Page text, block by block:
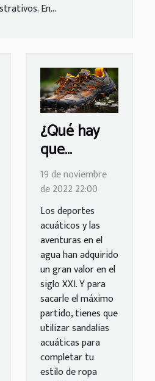
En...
¿Qué hay
que
recordar
sobre las
zapatillas
de agua?
19 de noviembre
de 2022 22:00
Los deportes
acuáticos y las
aventuras en el
agua han adquirido
un gran valor en el
siglo XXI. Y para
sacarle el máximo
partido, tienes que
utilizar sandalias
acuáticas para
completar tu
estilo de ropa